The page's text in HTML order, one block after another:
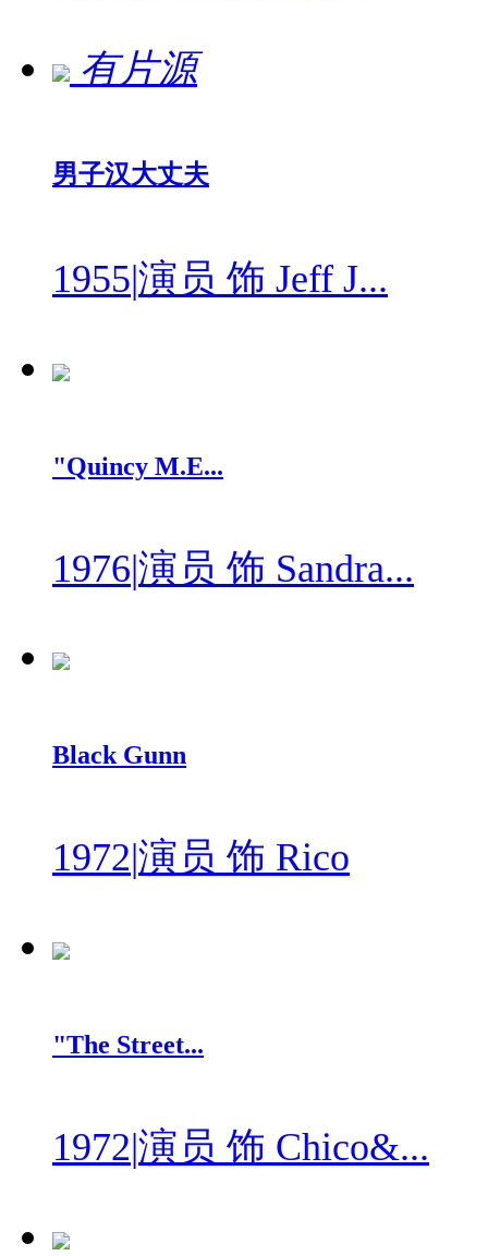
有片源
男子汉大丈夫
1955|演员 饰 Jeff J...
"Quincy M.E...
1976|演员 饰 Sandra...
Black Gunn
1972|演员 饰 Rico
"The Street...
1972|演员 饰 Chico&...